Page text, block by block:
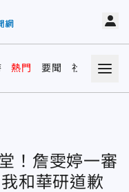
熱門 要聞 社會 娛樂
！詹雯婷一審
和華研道歉